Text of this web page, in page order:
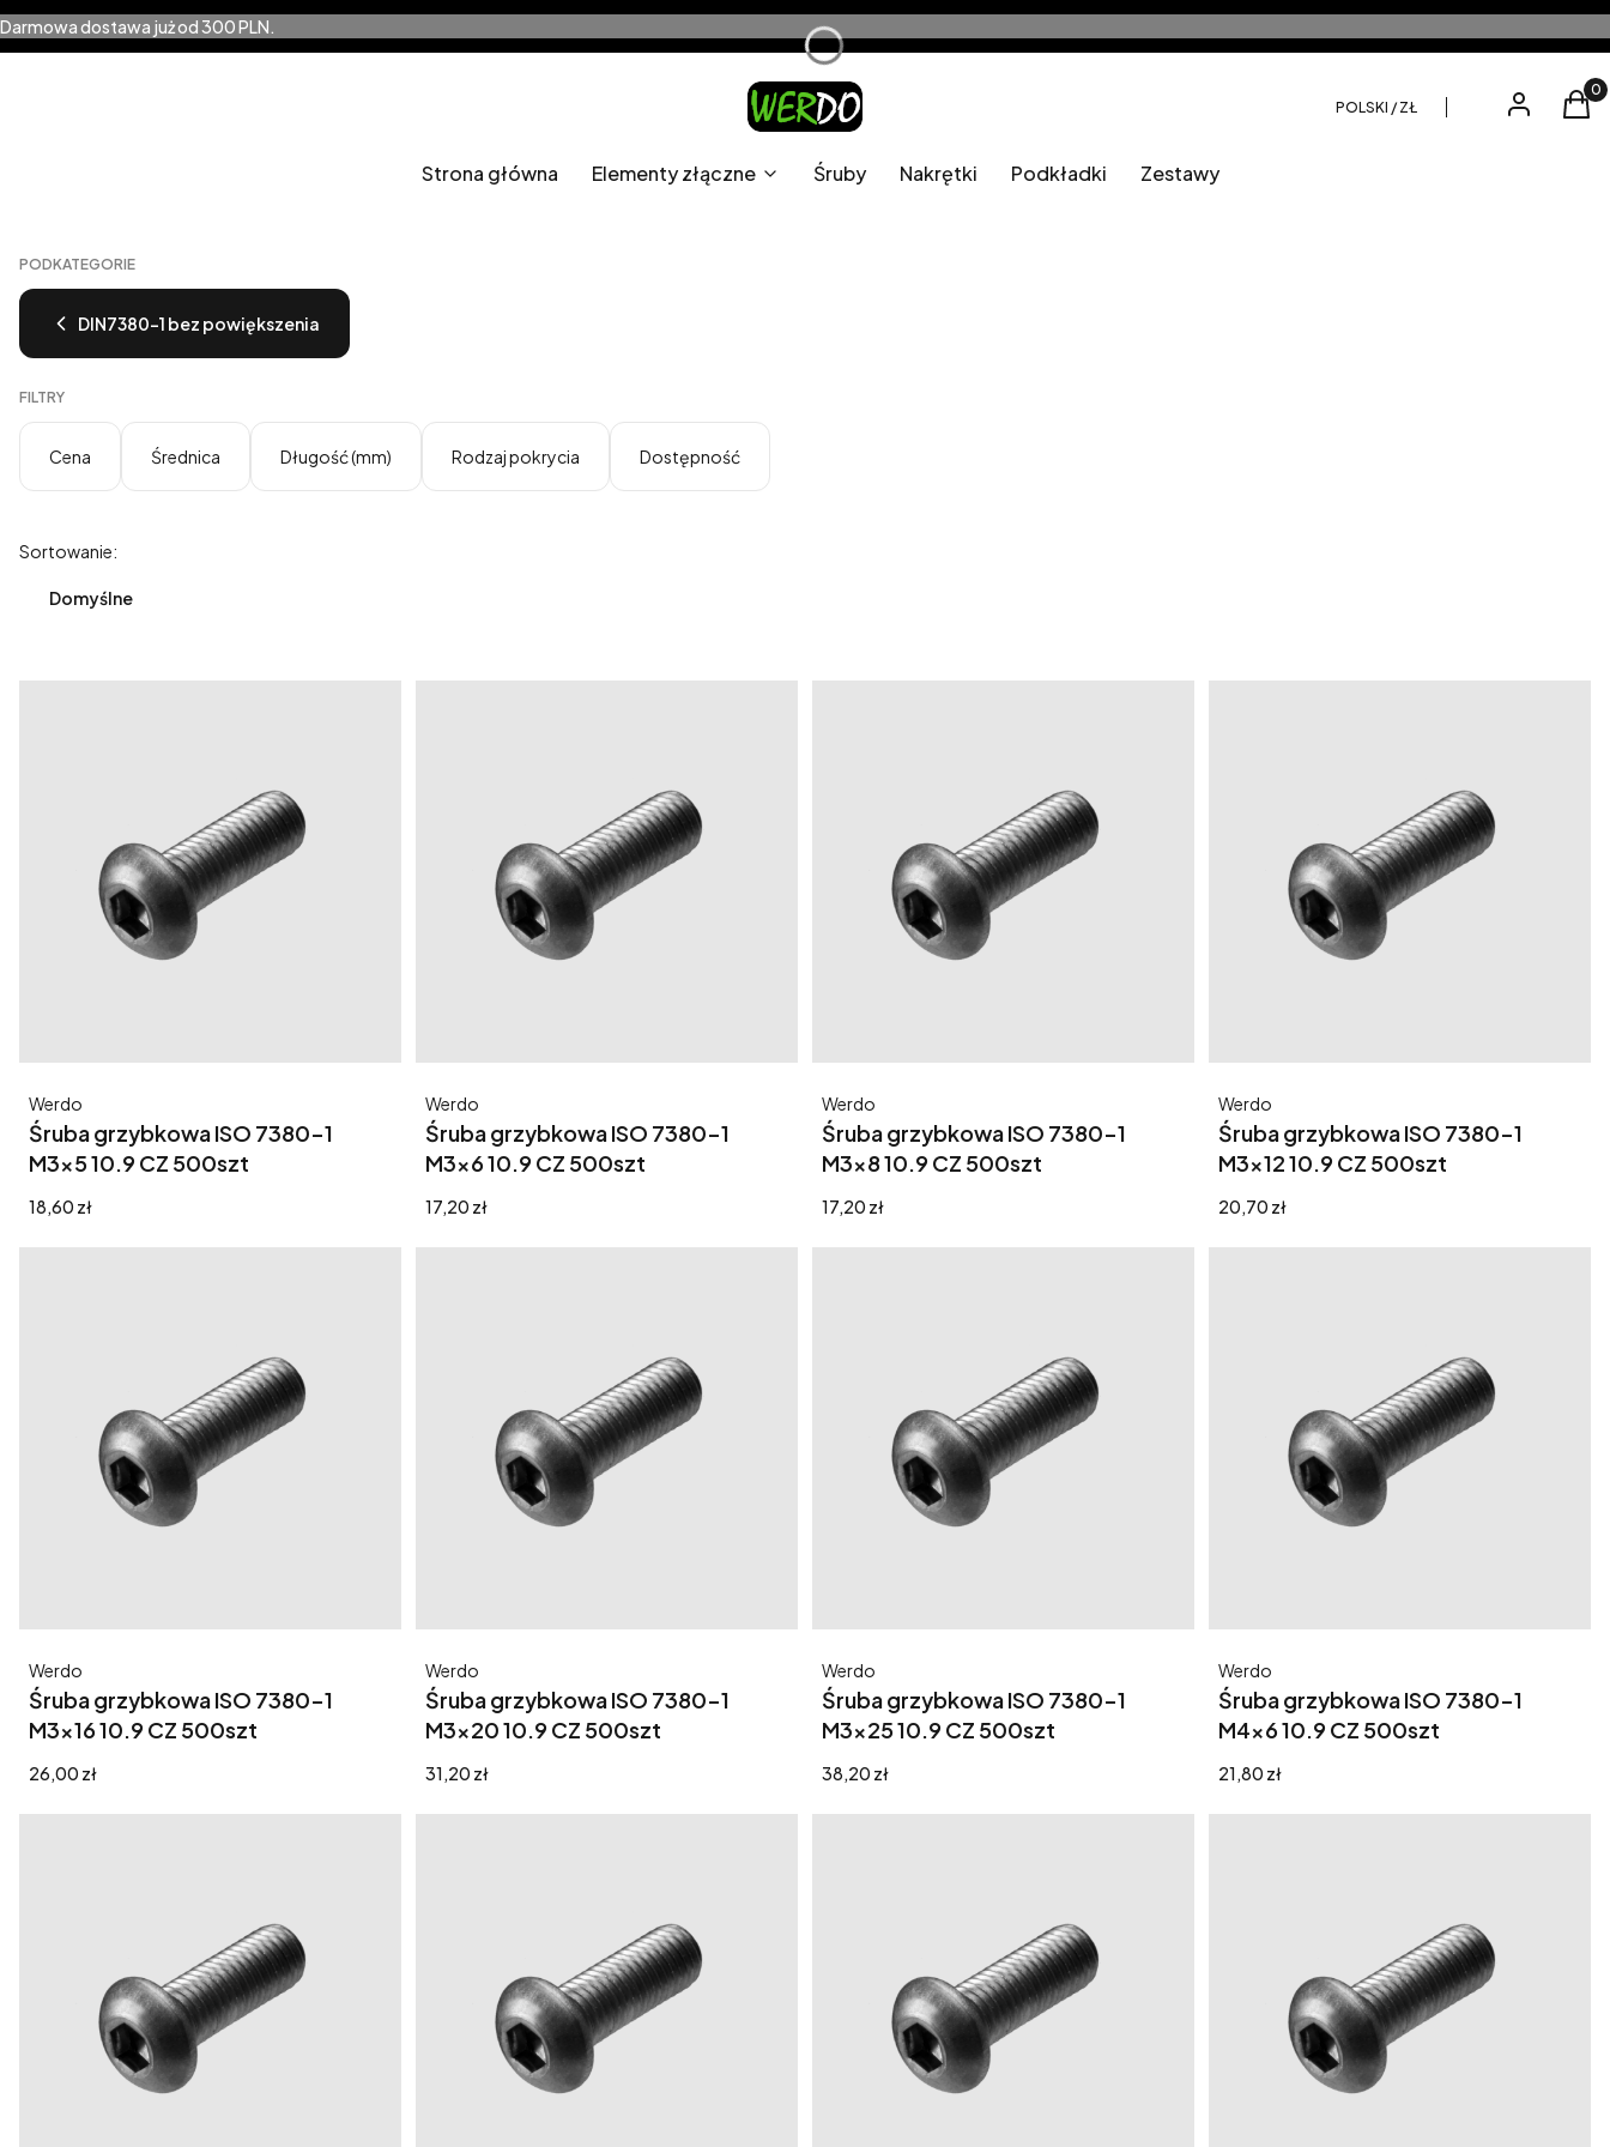
Darmowa dostawa już od 300 PLN.
POLSKI / ZŁ Zaloguj się
Strona główna Elementy złączne Śruby Nakrętki Podkładki Zestawy
PODKATEGORIE
DIN7380-1 bez powiększenia
FILTRY
Cena Średnica Długość (mm) Rodzaj pokrycia Dostępność
Lista produktów
Sortowanie:
Domyślne
Śruba grzybkowa ISO 7380-1
M3x5 10.9 CZ 500szt
Producent
Werdo
Cena
18,60 zł
Śruba grzybkowa ISO 7380-1
M3x6 10.9 CZ 500szt
Producent
Werdo
Cena
17,20 zł
Śruba grzybkowa ISO 7380-1
M3x8 10.9 CZ 500szt
Producent
Werdo
Cena
17,20 zł
Śruba grzybkowa ISO 7380-1
M3x12 10.9 CZ 500szt
Producent
Werdo
Cena
20,70 zł
Śruba grzybkowa ISO 7380-1
M3x16 10.9 CZ 500szt
Producent
Werdo
Cena
26,00 zł
Śruba grzybkowa ISO 7380-1
M3x20 10.9 CZ 500szt
Producent
Werdo
Cena
31,20 zł
Śruba grzybkowa ISO 7380-1
M3x25 10.9 CZ 500szt
Producent
Werdo
Cena
38,20 zł
Śruba grzybkowa ISO 7380-1
M4x6 10.9 CZ 500szt
Producent
Werdo
Cena
21,80 zł